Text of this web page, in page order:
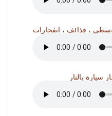
، قذائف ، انفجارات
سيارة بالنار